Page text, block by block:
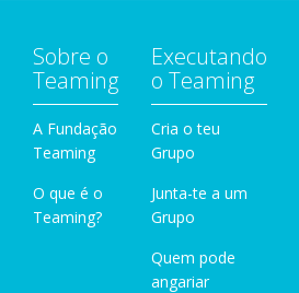
Sobre o
Teaming
A Fundação
Teaming
O que é o
Teaming?
Executando
o Teaming
Cria o teu
Grupo
Junta-te a um
Grupo
Quem pode
angariar